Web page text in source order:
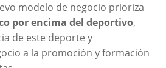
modelo de negocio prioriza
por encima del deportivo,
de este deporte y
a la promoción y formación